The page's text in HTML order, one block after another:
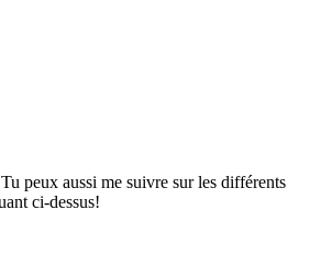
peux aussi me suivre sur les différents
ci-dessus!